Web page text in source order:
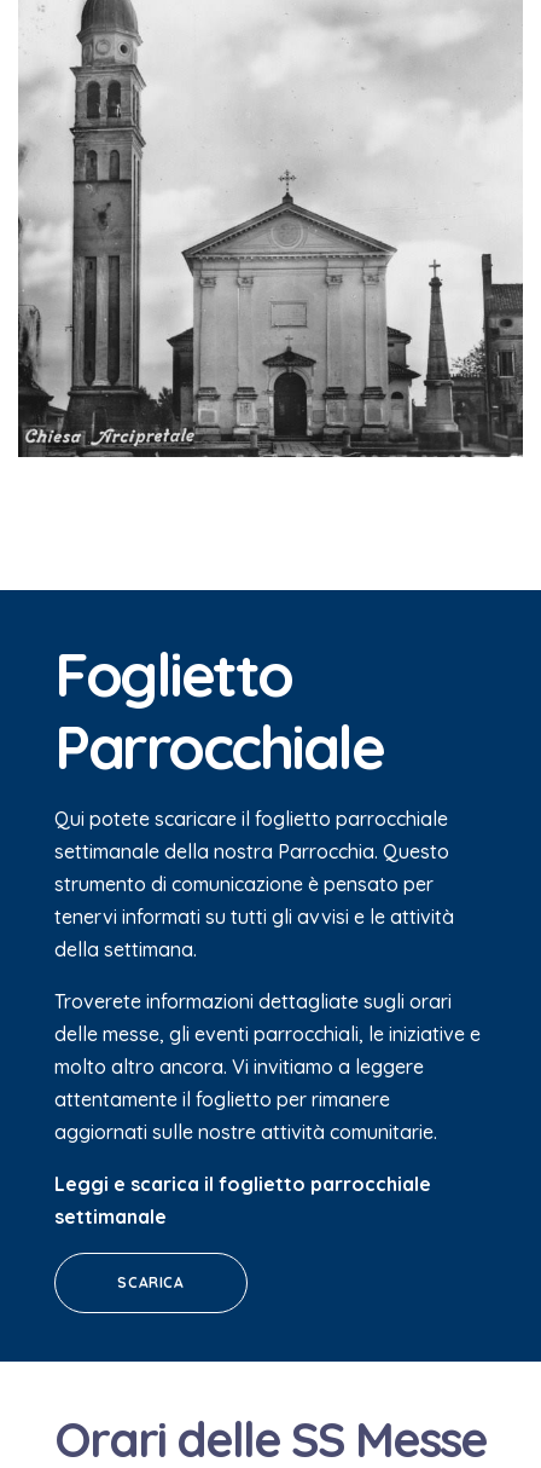
Foglietto
Parrocchiale
Qui potete scaricare il foglietto parrocchiale
settimanale della nostra Parrocchia. Questo
strumento di comunicazione è pensato per
tenervi informati su tutti gli avvisi e le attività
della settimana.
Troverete informazioni dettagliate sugli orari
delle messe, gli eventi parrocchiali, le iniziative e
molto altro ancora. Vi invitiamo a leggere
attentamente il foglietto per rimanere
aggiornati sulle nostre attività comunitarie.
Leggi e scarica il foglietto parrocchiale
settimanale
SCARICA
Orari delle SS Messe